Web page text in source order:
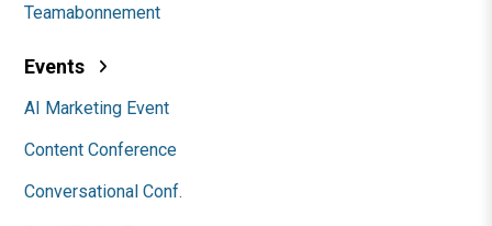
Teamabonnement
Events
AI Marketing Event
Content Conference
Conversational Conf.